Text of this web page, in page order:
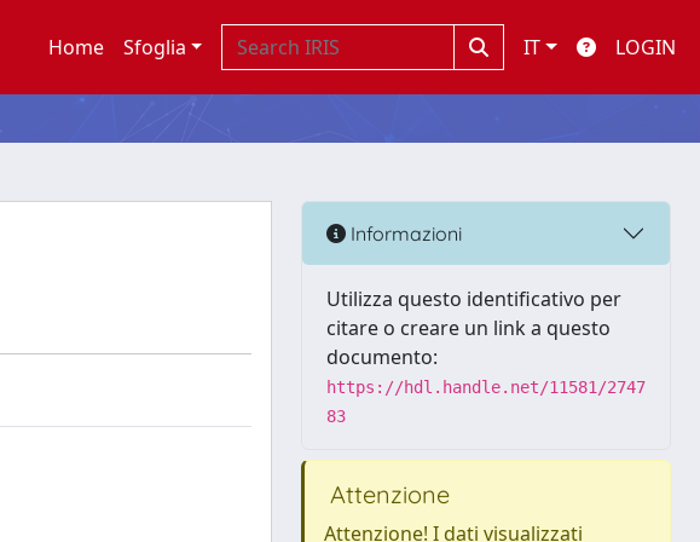
Home Sfoglia IT LOGIN
Informazioni
Utilizza questo identificativo per
citare o creare un link a questo
documento:
https://hdl.handle.net/11581/2747
83
Attenzione
Attenzione! I dati visualizzati